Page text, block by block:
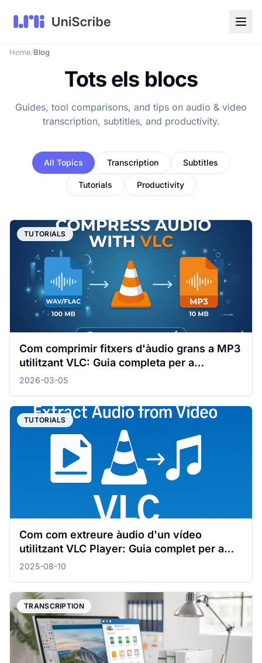
Home/Blog
Tots els blocs
Guides, tool comparisons, and tips on audio & video
transcription, subtitles, and productivity.
All Topics Transcription Subtitles
Tutorials Productivity
TUTORIALS
Com comprimir fitxers d'àudio grans a MP3
utilitzant VLC: Guia completa per a
Windows i Mac
2026-03-05
TUTORIALS
Com com extreure àudio d'un vídeo
utilitzant VLC Player: Guia complet per a
Mac i Windows
2025-08-10
TRANSCRIPTION